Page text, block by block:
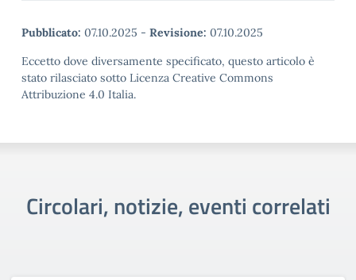
Pubblicato: 07.10.2025 - Revisione: 07.10.2025
Eccetto dove diversamente specificato, questo articolo è
stato rilasciato sotto Licenza Creative Commons
Attribuzione 4.0 Italia.
Circolari, notizie, eventi correlati